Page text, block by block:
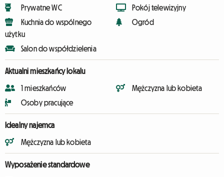
Prywatne WC
Kuchnia do wspólnego
użytku
Salon do współdzielenia
Pokój telewizyjny
Ogród
Aktualni mieszkańcy lokalu
1 mieszkańców
Osoby pracujące
Mężczyzna lub kobieta
Idealny najemca
Mężczyzna lub kobieta
Wyposażenie standardowe